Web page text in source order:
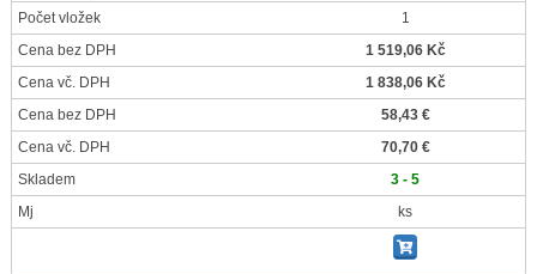
Počet vložek
1
Cena bez DPH
1 519,06 Kč
Cena vč. DPH
1 838,06 Kč
Cena bez DPH
58,43 €
Cena vč. DPH
70,70 €
Skladem
3 - 5
Mj
ks